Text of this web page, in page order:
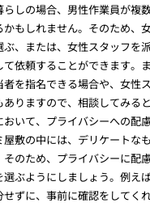
らしの場合、男性作業員が複
かもしれません。そのため、
ぶ、または、女性スタッフを
て依頼することができます。
者を指名できる場合や、女性
ありますので、相談してみる
おいて、プライバシーへの配
屋敷の中には、デリケートな
そのため、プライバシーに配
選ぶようにしましょう。例え
せずに、事前に確認をしてく